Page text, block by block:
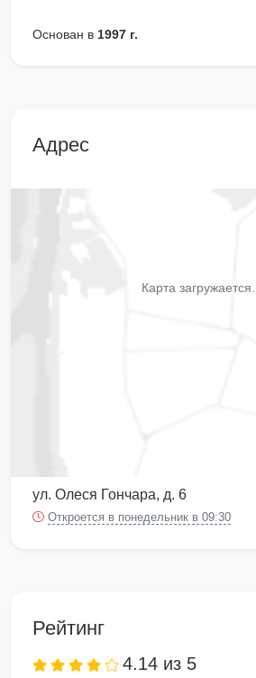
Основан в 1997 г.
Адрес
Карта загружается...
ул. Олеся Гончара, д. 6
Откроется в понедельник в 09:30
Рейтинг
4.14 из 5